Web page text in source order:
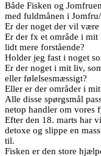
Både Fisken og
med fuldmånen i
Er der noget der vil
Er der fx et område i
lidt mere forstående?
Holder jeg fast i noget
Er der noget i mit liv,
eller følelsesmæssigt?
Eller er der områder i
Alle disse spørgsmål
netop handler om vores
Efter den 18. marts har
detoxe og slippe en
til.
Fisken er den store